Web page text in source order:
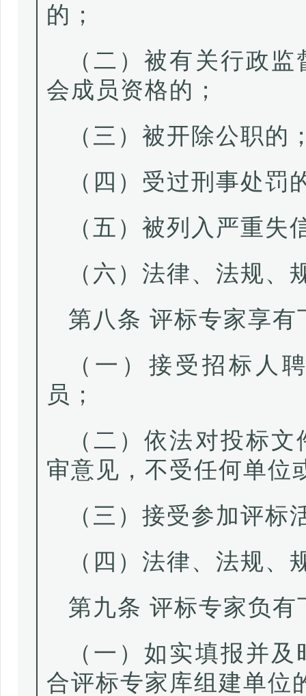
的；
（二）被有关行政
会成员资格的；
（三）被开除公职的
（四）受过刑事处罚
（五）被列入严重失
（六）法律、法规
第八条 评标专家享有
（一）接受招标人
员；
（二）依法对投标
审意见，不受任何单位
（三）接受参加评标
（四）法律、法规
第九条 评标专家负有
（一）如实填报并
合评标专家库组建单位